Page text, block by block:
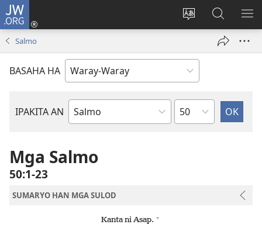
JW.ORG
Balyui
yinaknan
an
site
Pag-
log
new
Pamiling
ha
JW.ORG
Salmo
BASAHA HA
IPAKITA AN
Libro
Biblia
Kapitulo
Mga Salmo
50:1-23
SUMARYO HAN MGA SULOD
Kanta ni Asap. +